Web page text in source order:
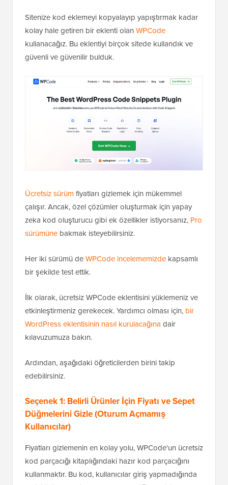
Sitenize kod eklemeyi kopyalayıp yapıştırmak kadar
kolay hale getiren bir eklenti olan WPCode
kullanacağız. Bu eklentiyi birçok sitede kullandık ve
güvenli ve güvenilir bulduk.
Ücretsiz sürüm fiyatları gizlemek için mükemmel
çalışır. Ancak, özel çözümler oluşturmak için yapay
zeka kod oluşturucu gibi ek özellikler istiyorsanız, Pro
sürümüne bakmak isteyebilirsiniz.
Her iki sürümü deWPCode incelememizde kapsamlı
bir şekilde test ettik.
İlk olarak, ücretsiz WPCode eklentisini yüklemeniz ve
etkinleştirmeniz gerekecek. Yardımcı olması için, bir
WordPress eklentisinin nasıl kurulacağına dair
kılavuzumuza bakın.
Ardından, aşağıdaki öğreticilerden birini takip
edebilirsiniz.
Seçenek 1: Belirli Ürünler İçin Fiyatı ve Sepet
Düğmelerini Gizle (Oturum Açmamış
Kullanıcılar)
Fiyatları gizlemenin en kolay yolu, WPCode'un ücretsiz
kod parçacığı kitaplığındaki hazır kod parçacığını
kullanmaktır. Bu kod, kullanıcılar giriş yapmadığında